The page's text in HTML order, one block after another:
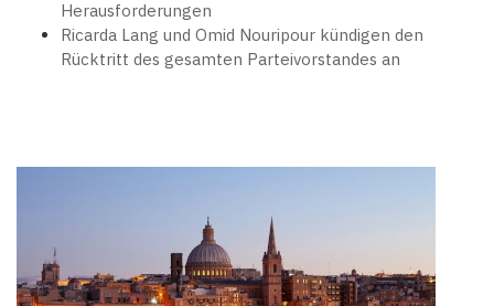
Herausforderungen
Ricarda Lang und Omid Nouripour kündigen den
Rücktritt des gesamten Parteivorstandes an